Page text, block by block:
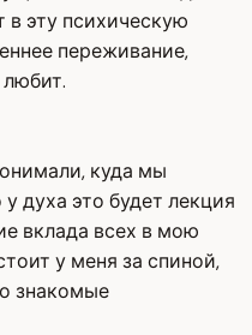
эту психическую
переживание,
куда мы
духа это будет лекция
вклада всех в мою
у меня за спиной,
знакомые